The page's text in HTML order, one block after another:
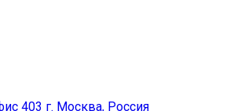
403 г. Москва, Россия